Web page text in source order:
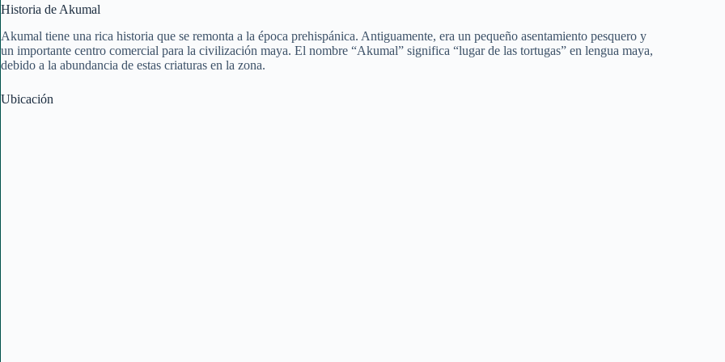
Historia de Akumal
Akumal tiene una rica historia que se remonta a la época prehispánica. Antiguamente, era un pequeño asentamiento pesquero y
un importante centro comercial para la civilización maya. El nombre “Akumal” significa “lugar de las tortugas” en lengua maya,
debido a la abundancia de estas criaturas en la zona.
Ubicación